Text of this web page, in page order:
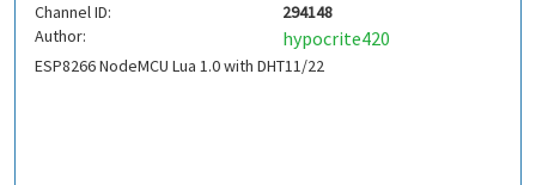
Channel ID:
294148
Author:
hypocrite420
ESP8266 NodeMCU Lua 1.0 with DHT11/22